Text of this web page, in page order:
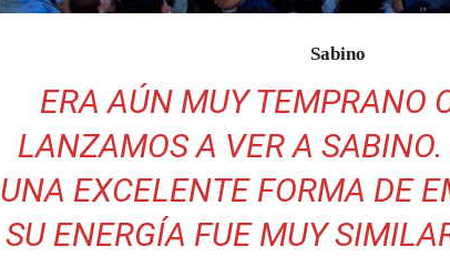
Sabino
ERA AÚN MUY TEMPRANO
LANZAMOS A VER A
UNA EXCELENTE FORMA DE
SU ENERGÍA FUE MUY